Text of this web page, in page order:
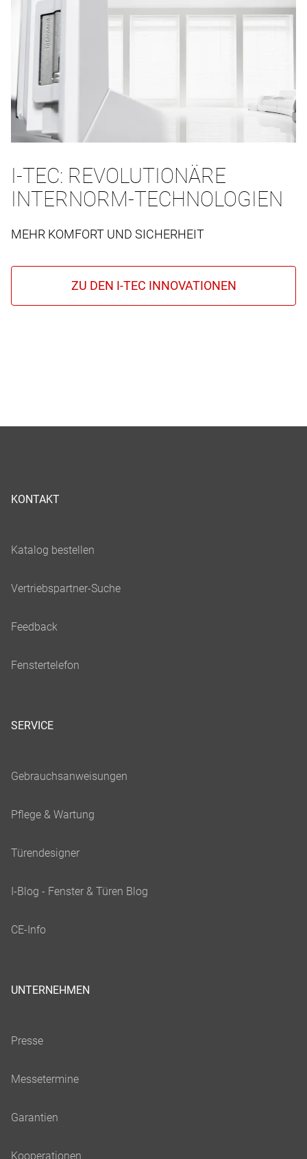
I-TEC: REVOLUTIONÄRE
INTERNORM-TECHNOLOGIEN
MEHR KOMFORT UND SICHERHEIT
KONTAKT
SERVICE
UNTERNEHMEN